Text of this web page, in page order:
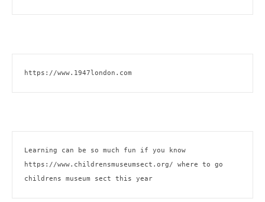
https://www.1947london.com
https://www.childrensmuseumsect.org/ where to go
childrens museum sect this year